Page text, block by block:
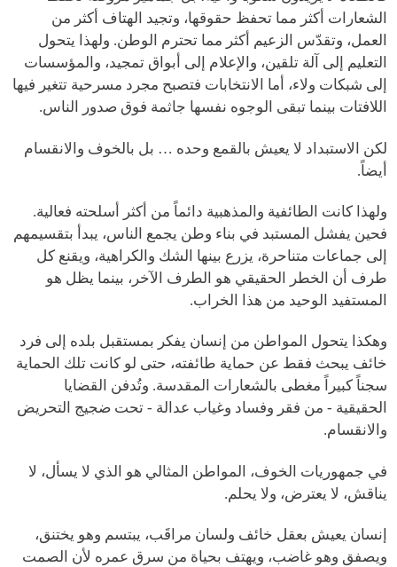
الشعارات أكثر مما تحفظ حقوقها، وتجيد الهتاف أكثر من
العمل، وتقدّس الزعيم أكثر مما تحترم الوطن. ولهذا يتحول
التعليم إلى آلة تلقين، والإعلام إلى أبواق تمجيد، والمؤسسات
إلى شبكات ولاء، أما الانتخابات فتصبح مجرد مسرحية تتغير فيها
اللافتات بينما تبقى الوجوه نفسها جاثمة فوق صدور الناس.
لكن الاستبداد لا يعيش بالقمع وحده … بل بالخوف والانقسام
أيضاً.
ولهذا كانت الطائفية والمذهبية دائماً من أكثر أسلحته فعالية.
فحين يفشل المستبد في بناء وطن يجمع الناس، يبدأ بتقسيمهم
إلى جماعات متناحرة، يزرع بينها الشك والكراهية، ويقنع كل
طرف أن الخطر الحقيقي هو الطرف الآخر، بينما يظل هو
المستفيد الوحيد من هذا الخراب.
وهكذا يتحول المواطن من إنسان يفكر بمستقبل بلده إلى فرد
خائف يبحث فقط عن حماية طائفته، حتى لو كانت تلك الحماية
سجناً كبيراً مغطى بالشعارات المقدسة. وتُدفن القضايا
الحقيقية - من فقر وفساد وغياب عدالة - تحت ضجيج التحريض
والانقسام.
في جمهوريات الخوف، المواطن المثالي هو الذي لا يسأل، لا
يناقش، لا يعترض، ولا يحلم.
إنسان يعيش بعقل خائف ولسان مراقَب، يبتسم وهو يختنق،
ويصفق وهو غاضب، ويهتف بحياة من سرق عمره لأن الصمت